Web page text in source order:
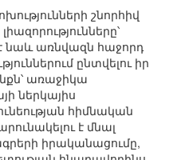
շնորհիվ
նաև առնվազն հաջորդ
ընտվելու իր
առաջիկա
ներկայիս
հիմնական
է մնալ
իրականացումը,